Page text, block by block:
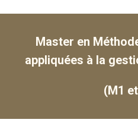
Master en
appliquées à la
(M1